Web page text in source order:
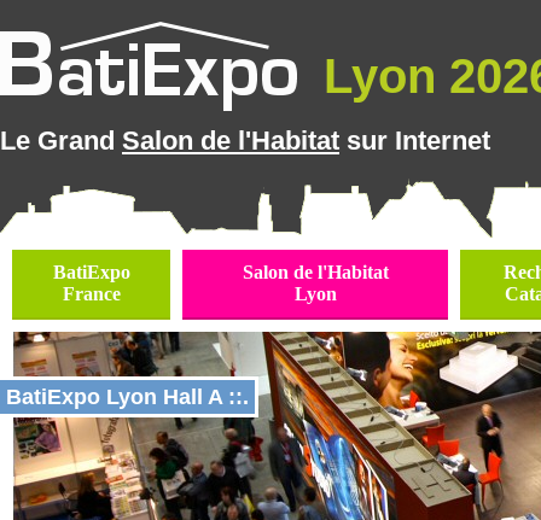
Lyon
Le Grand Salon de l'Habitat sur Internet
BatiExpo
France
Salon de l'Habitat
Lyon
BatiExpo Lyon Hall A ::.